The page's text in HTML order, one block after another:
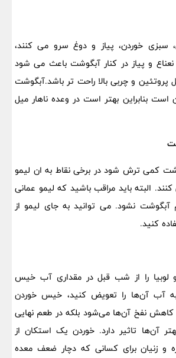
سبزی خوردن، پیاز و دوغ سرو می کنند،
و پیاز در کنار آبگوشت باعث می شود
و چربی بالا راحت تر باشد.آبگوشت
بنابراین بهتر است در وعده ناهار میل
کمی ترش شود در برخی نقاط به ان لیمو
البته باید مراقب باشید که لیمو عمانی
نشود. می توانید به جای لیمو از
کنید.
و لوبیا را از شب قبل در مقداری آب خیس
آب آن‌ها را تعویض کنید، خیس خوردن
کاهش نفخ آن‌ها می‌شود بلکه در طعم نهایی
آن‌ها تاثیر دارد. خوردن یک استکان از
و زنیان برای کسانی که دچار ضعف معده